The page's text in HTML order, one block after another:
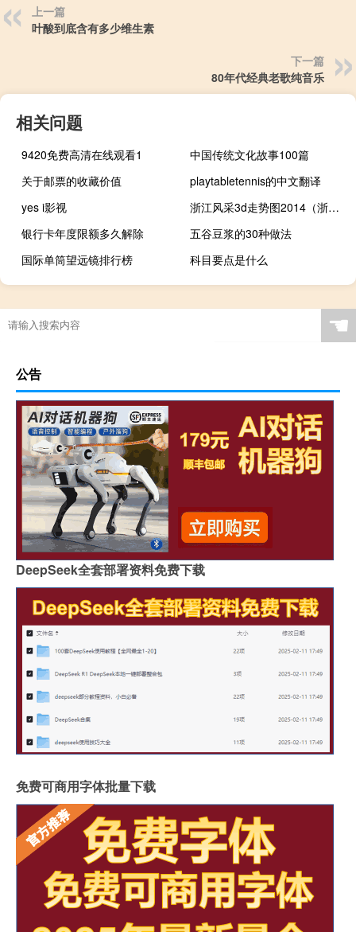
上一篇
叶酸到底含有多少维生素
下一篇
80年代经典老歌纯音乐
相关问题
9420免费高清在线观看1
中国传统文化故事100篇
关于邮票的收藏价值
playtabletennis的中文翻译
yes i影视
浙江风采3d走势图2014（浙江风采3d走势图）
银行卡年度限额多久解除
五谷豆浆的30种做法
国际单筒望远镜排行榜
科目要点是什么
☚
公告
DeepSeek全套部署资料免费下载
免费可商用字体批量下载